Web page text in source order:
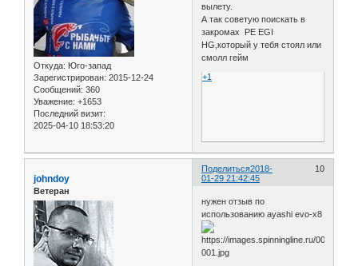
Откуда: Юго-запад
Зарегистрирован: 2015-12-24
Сообщений: 360
Уважение: +1653
Последний визит:
2025-04-10 18:53:20
вылету.
А так советую поискать в
закромах PE EGI
HG,который у тебя стоял или
смолл гейм
+1
Поделиться 10
2018-
01-29 21:42:45
johndoy
Ветеран
нужен отзыв по
использованию ayashi evo-x8